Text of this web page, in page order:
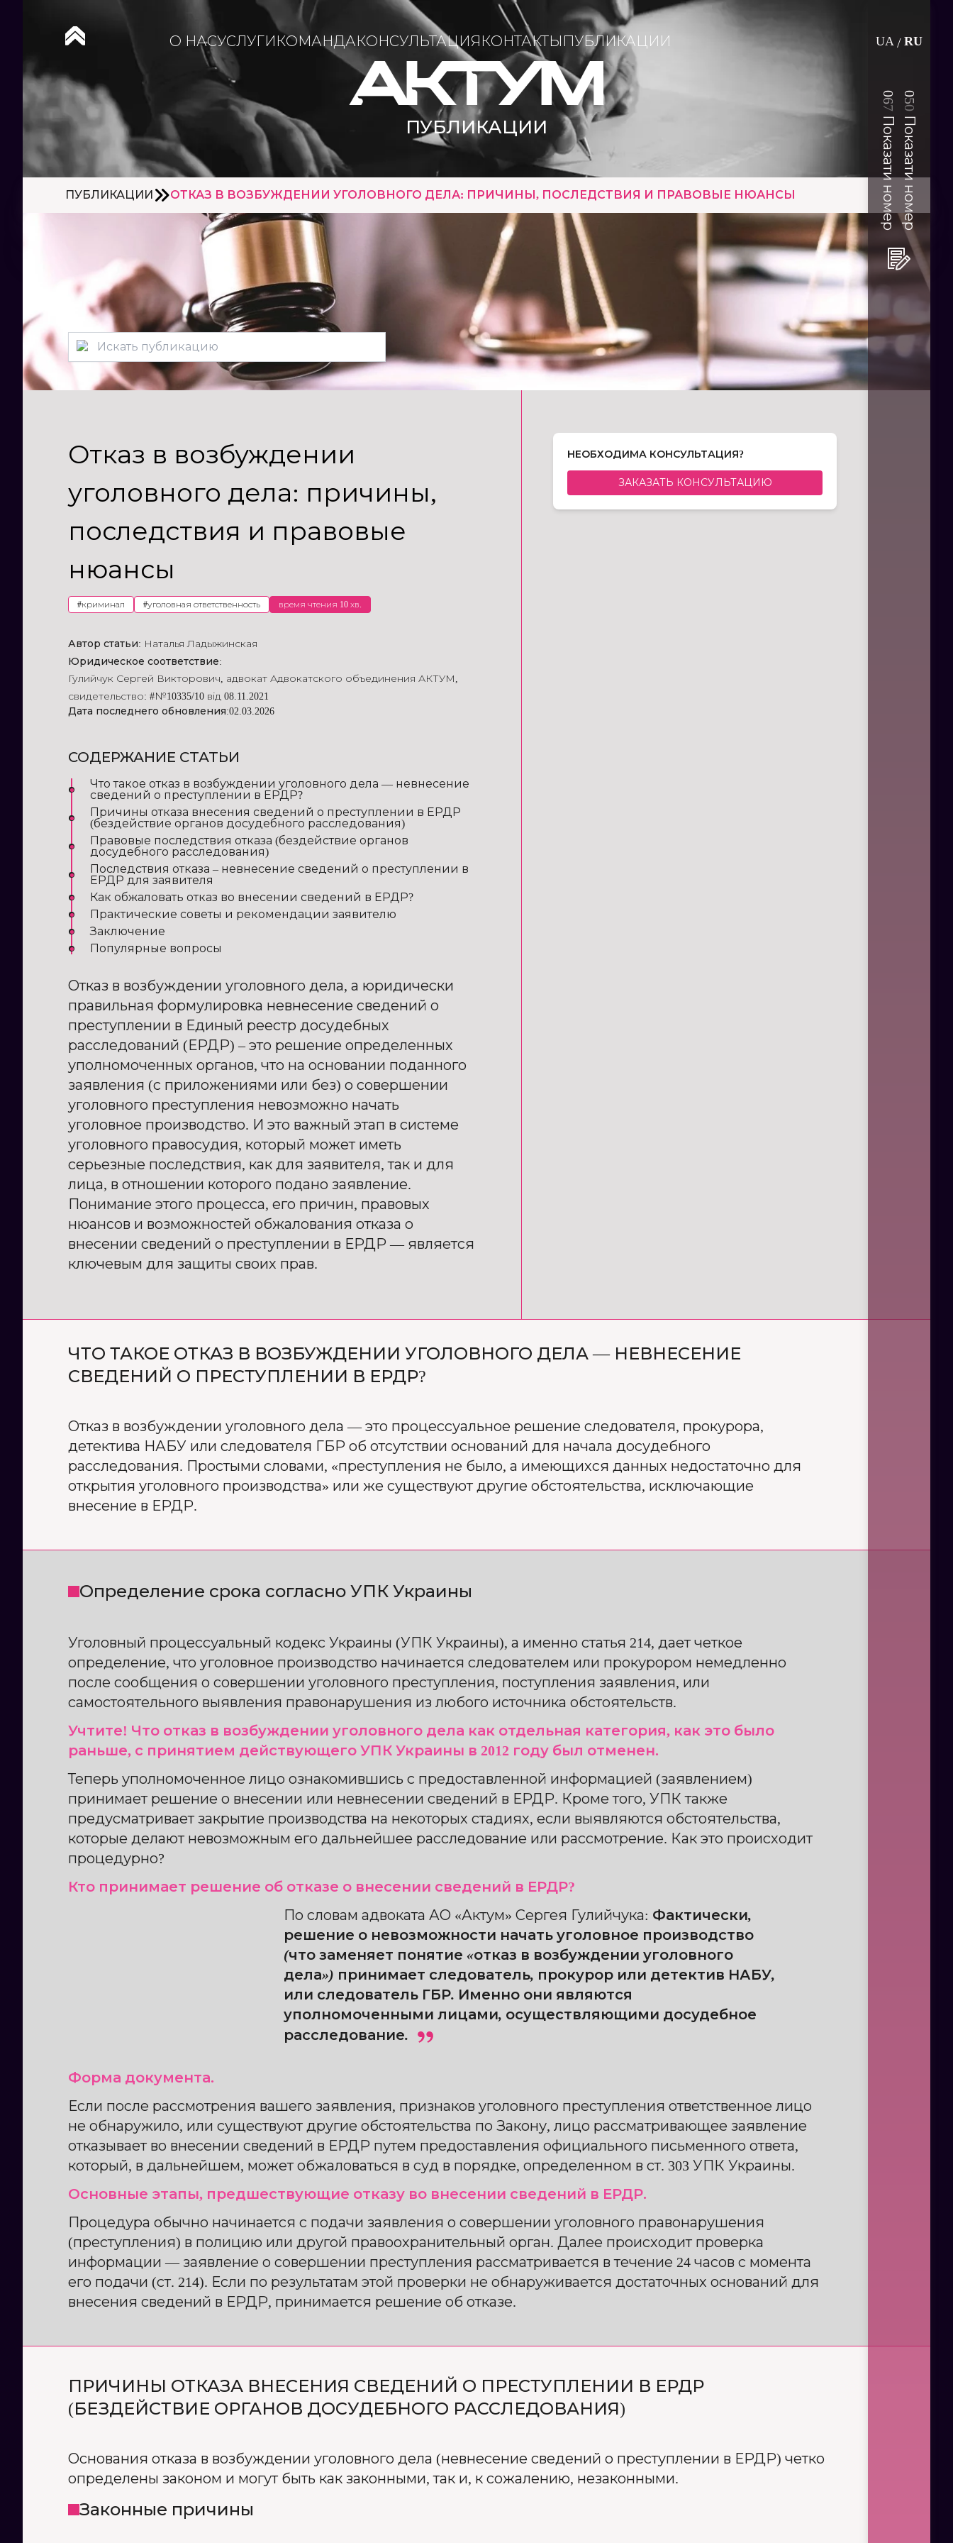
О НАСУСЛУГИ КОМАНДА КОНСУЛЬТАЦИЯ КОНТАКТЫ ПУБЛИКАЦИИ UA / RU
0
5
0
Показати номер
0
6
7
Показати номер
ПУБЛИКАЦИИ
ПУБЛИКАЦИИ ОТКАЗ В ВОЗБУЖДЕНИИ УГОЛОВНОГО ДЕЛА: ПРИЧИНЫ, ПОСЛЕДСТВИЯ И ПРАВОВЫЕ НЮАНСЫ
Отказ в возбуждении
уголовного дела: причины,
последствия и правовые
нюансы
#криминал #уголовная ответственность время чтения 10 хв.
Автор статьи: Наталья Ладыжинская
Юридическое соответствие:
Гулийчук Сергей Викторович, адвокат Адвокатского объединения АКТУМ ,
свидетельство: #№10335/10 від 08.11.2021
Дата последнего обновления:02.03.2026
СОДЕРЖАНИЕ СТАТЬИ
Что такое отказ в возбуждении уголовного дела — невнесение
сведений о преступлении в ЕРДР?
Причины отказа внесения сведений о преступлении в ЕРДР
(бездействие органов досудебного расследования)
Правовые последствия отказа (бездействие органов
досудебного расследования)
Последствия отказа – невнесение сведений о преступлении в
ЕРДР для заявителя
Как обжаловать отказ во внесении сведений в ЕРДР?
Практические советы и рекомендации заявителю
Заключение
Популярные вопросы
Отказ в возбуждении уголовного дела, а юридически
правильная формулировка невнесение сведений о
преступлении в Единый реестр досудебных
расследований (ЕРДР) – это решение определенных
уполномоченных органов, что на основании поданного
заявления (с приложениями или без) о совершении
уголовного преступления невозможно начать
уголовное производство. И это важный этап в системе
уголовного правосудия, который может иметь
серьезные последствия, как для заявителя, так и для
лица, в отношении которого подано заявление.
Понимание этого процесса, его причин, правовых
нюансов и возможностей обжалования отказа о
внесении сведений о преступлении в ЕРДР — является
ключевым для защиты своих прав.
НЕОБХОДИМА КОНСУЛЬТАЦИЯ?
ЗАКАЗАТЬ КОНСУЛЬТАЦИЮ
ЧТО ТАКОЕ ОТКАЗ В ВОЗБУЖДЕНИИ УГОЛОВНОГО ДЕЛА — НЕВНЕСЕНИЕ
СВЕДЕНИЙ О ПРЕСТУПЛЕНИИ В ЕРДР?
Отказ в возбуждении уголовного дела — это процессуальное решение следователя, прокурора,
детектива НАБУ или следователя ГБР об отсутствии оснований для начала досудебного
расследования. Простыми словами, «преступления не было, а имеющихся данных недостаточно для
открытия уголовного производства» или же существуют другие обстоятельства, исключающие
внесение в ЕРДР.
Определение срока согласно УПК Украины
Уголовный процессуальный кодекс Украины (УПК Украины), а именно статья 214, дает четкое
определение, что уголовное производство начинается следователем или прокурором немедленно
после сообщения о совершении уголовного преступления, поступления заявления, или
самостоятельного выявления правонарушения из любого источника обстоятельств.
Учтите! Что отказ в возбуждении уголовного дела как отдельная категория, как это было
раньше, с принятием действующего УПК Украины в 2012 году был отменен.
Теперь уполномоченное лицо ознакомившись с предоставленной информацией (заявлением)
принимает решение о внесении или невнесении сведений в ЕРДР. Кроме того, УПК также
предусматривает закрытие производства на некоторых стадиях, если выявляются обстоятельства,
которые делают невозможным его дальнейшее расследование или рассмотрение. Как это происходит
процедурно?
Кто принимает решение об отказе о внесении сведений в ЕРДР?
По словам адвоката АО «Актум» Сергея Гулийчука: Фактически,
решение о невозможности начать уголовное производство
(что заменяет понятие «отказ в возбуждении уголовного
дела») принимает следователь, прокурор или детектив НАБУ,
или следователь ГБР. Именно они являются
уполномоченными лицами, осуществляющими досудебное
расследование.
Форма документа.
Если после рассмотрения вашего заявления, признаков уголовного преступления ответственное лицо
не обнаружило, или существуют другие обстоятельства по Закону, лицо рассматривающее заявление
отказывает во внесении сведений в ЕРДР путем предоставления официального письменного ответа,
который, в дальнейшем, может обжаловаться в суд в порядке, определенном в ст. 303 УПК Украины.
Основные этапы, предшествующие отказу во внесении сведений в ЕРДР.
Процедура обычно начинается с подачи заявления о совершении уголовного правонарушения
(преступления) в полицию или другой правоохранительный орган. Далее происходит проверка
информации — заявление о совершении преступления рассматривается в течение 24 часов с момента
его подачи (ст. 214). Если по результатам этой проверки не обнаруживается достаточных оснований для
внесения сведений в ЕРДР, принимается решение об отказе.
ПРИЧИНЫ ОТКАЗА ВНЕСЕНИЯ СВЕДЕНИЙ О ПРЕСТУПЛЕНИИ В ЕРДР
(БЕЗДЕЙСТВИЕ ОРГАНОВ ДОСУДЕБНОГО РАССЛЕДОВАНИЯ)
Основания отказа в возбуждении уголовного дела (невнесение сведений о преступлении в ЕРДР) четко
определены законом и могут быть как законными, так и, к сожалению, незаконными.
Законные причины